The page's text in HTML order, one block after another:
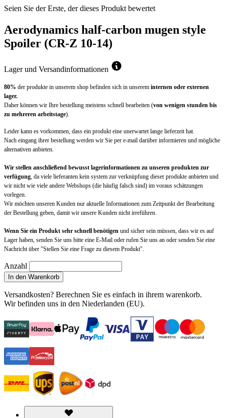
Seien Sie der Erste, der dieses Produkt bewertet
Aerodynamics half-carbon mugen style
Spoiler (CR-Z 10-14)
Lager und Versandinformationen
80% der produkte in unserem shop befinden sich in unserem internen oder externen
lager.
Daher können wir Ihre bestellung meistens schnell bearbeiten (von wenigen stunden bis
zu mehreren arbeitstage).
Leider kann es vorkommen, dass ein produkt eine unerwartet lange lieferzeit hat.
Nach eingang ihrer bestellung werden wir Sie per e-mail darüber informieren und mögliche
alternativen anbieten.
Wir stellen anschließend bewusst lagerinformationen zu unseren produkten zur
verfügung, da viele lieferanten kein system zur verknüpfung dieser produkte anbieten und
wir nicht wie viele andere Webshops (die häufig falsch sind) im voraus schätzungen
vorlegen.
Wir möchten unseren Kunden nur aktuelle Informationen zum Zeitpunkt der Bearbeitung
der Bestellung geben, damit wir unsere Kunden nicht irreführen.
Wenn Sie ein Produkt sehr schnell benötigen und sicher sein müssen, dass wir es auf
Lager haben, senden Sie uns bitte eine E-Mail oder rufen Sie uns an oder senden Sie eine
Nachricht über "Stellen Sie eine Frage zu diesem Produkt".
Anzahl
In den Warenkorb
Versandkosten? Berechnen Sie es einfach in ihrem warenkorb.
Wir befinden uns in den Niederlanden (EU).